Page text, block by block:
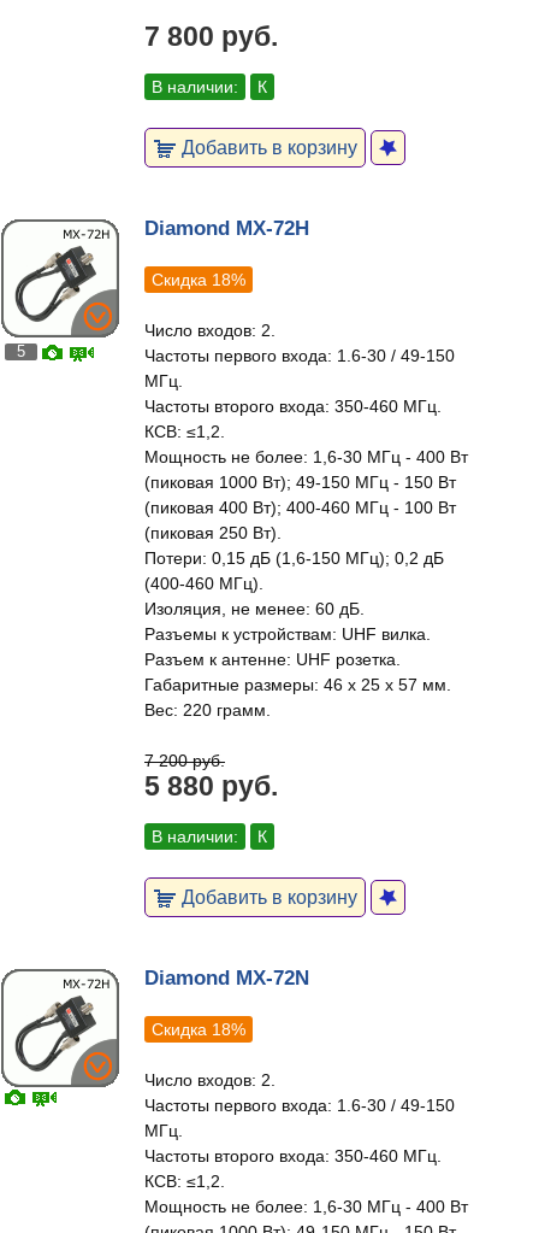
7 800 руб.
В наличии: К
Добавить в корзину
5
Diamond MX-72H
Скидка 18%
Число входов: 2.
Частоты первого входа: 1.6-30 / 49-150
МГц.
Частоты второго входа: 350-460 МГц.
КСВ: ≤1,2.
Мощность не более: 1,6-30 МГц - 400 Вт
(пиковая 1000 Вт); 49-150 МГц - 150 Вт
(пиковая 400 Вт); 400-460 МГц - 100 Вт
(пиковая 250 Вт).
Потери: 0,15 дБ (1,6-150 МГц); 0,2 дБ
(400-460 МГц).
Изоляция, не менее: 60 дБ.
Разъемы к устройствам: UHF вилка.
Разъем к антенне: UHF розетка.
Габаритные размеры: 46 x 25 x 57 мм.
Вес: 220 грамм.
7 200 руб.
5 880 руб.
В наличии: К
Добавить в корзину
Diamond MX-72N
Скидка 18%
Число входов: 2.
Частоты первого входа: 1.6-30 / 49-150
МГц.
Частоты второго входа: 350-460 МГц.
КСВ: ≤1,2.
Мощность не более: 1,6-30 МГц - 400 Вт